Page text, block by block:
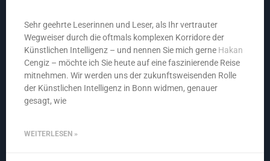
Sehr geehrte Leserinnen und Leser, als Ihr vertrauter
Wegweiser durch die oftmals komplexen Korridore der
Künstlichen Intelligenz – und nennen Sie mich gerne Hakan
Cengiz – möchte ich Sie heute auf eine faszinierende Reise
mitnehmen. Wir werden uns der zukunftsweisenden Rolle
der Künstlichen Intelligenz in Bonn widmen, genauer
gesagt, wie
WEITERLESEN »